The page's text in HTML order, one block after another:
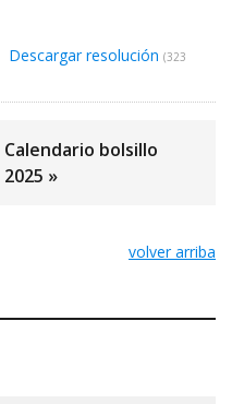
Descargar resolución (323
Calendario bolsillo
2025 »
volver arriba